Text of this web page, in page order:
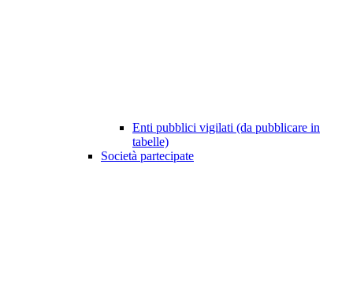
Enti pubblici vigilati (da pubblicare in
tabelle)
Società partecipate